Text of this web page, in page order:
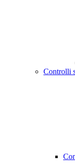
Controlli